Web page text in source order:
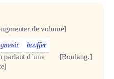
de volume]
grossir bouffer
parlant d’une
[Boulang.]